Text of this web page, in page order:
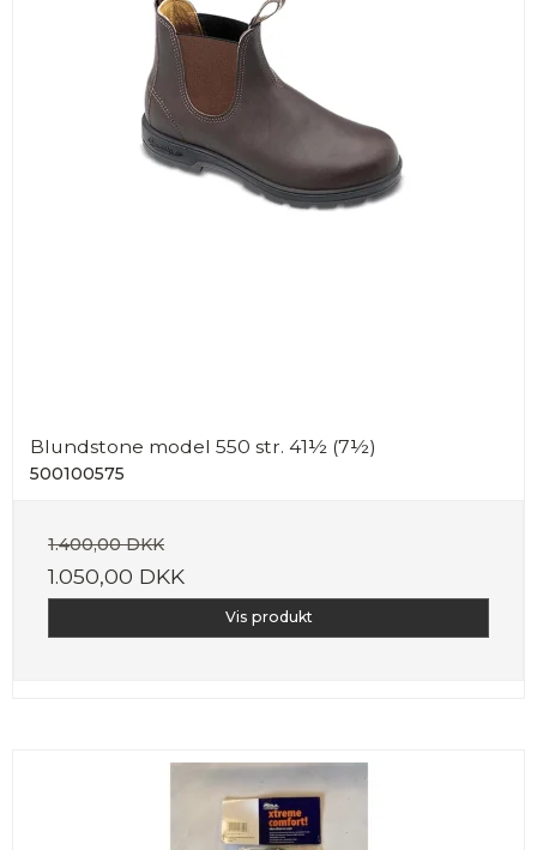
Blundstone model 550 str. 41½ (7½)
500100575
1.400,00 DKK
1.050,00 DKK
Vis produkt